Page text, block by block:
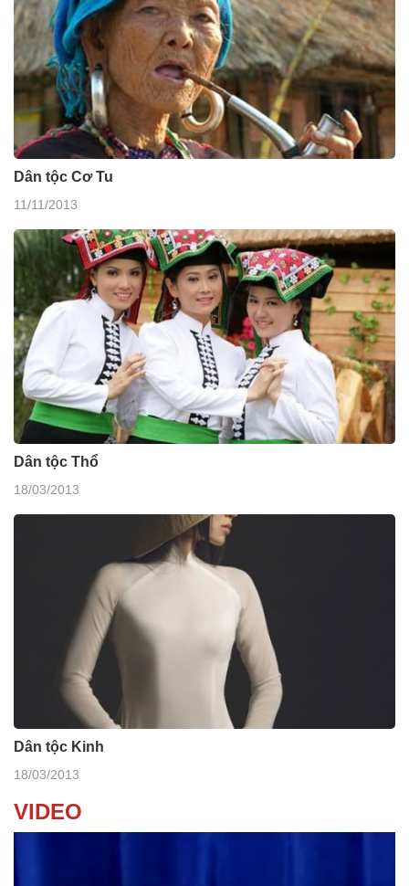
Dân tộc Cơ Tu
11/11/2013
Dân tộc Thổ
18/03/2013
Dân tộc Kinh
18/03/2013
VIDEO